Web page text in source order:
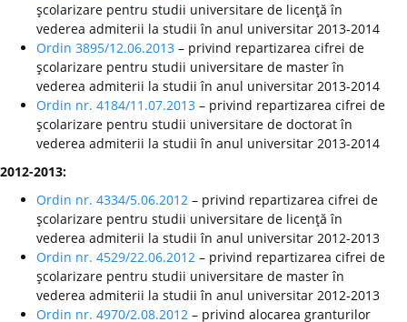
şcolarizare pentru studii universitare de licenţă în
vederea admiterii la studii în anul universitar 2013-2014
Ordin 3895/12.06.2013 – privind repartizarea cifrei de
şcolarizare pentru studii universitare de master în
vederea admiterii la studii în anul universitar 2013-2014
Ordin nr. 4184/11.07.2013 – privind repartizarea cifrei de
şcolarizare pentru studii universitare de doctorat în
vederea admiterii la studii în anul universitar 2013-2014
2012-2013:
Ordin nr. 4334/5.06.2012 – privind repartizarea cifrei de
şcolarizare pentru studii universitare de licenţă în
vederea admiterii la studii în anul universitar 2012-2013
Ordin nr. 4529/22.06.2012 – privind repartizarea cifrei de
şcolarizare pentru studii universitare de master în
vederea admiterii la studii în anul universitar 2012-2013
Ordin nr. 4970/2.08.2012 – privind alocarea granturilor